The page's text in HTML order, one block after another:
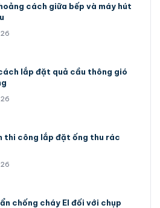
cách giữa bếp và máy hút
lắp đặt quả cầu thông gió
thi công lắp đặt ống thu rác
chống cháy EI đối với chụp